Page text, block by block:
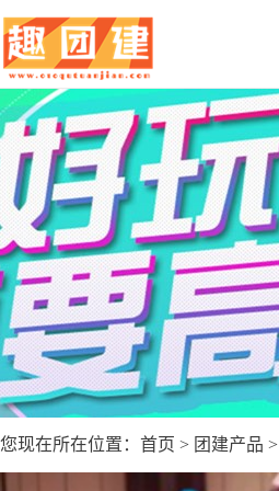
您现在所在位置： 首页 > 团建产品 >